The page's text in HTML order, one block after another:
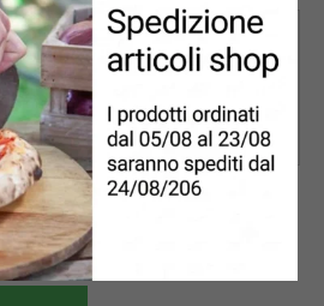
e autorizzo il trattamento dei miei dati